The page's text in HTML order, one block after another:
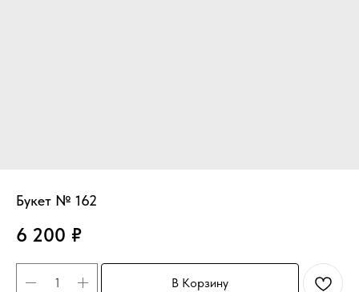
Букет № 162
6 200 ₽
В Корзину